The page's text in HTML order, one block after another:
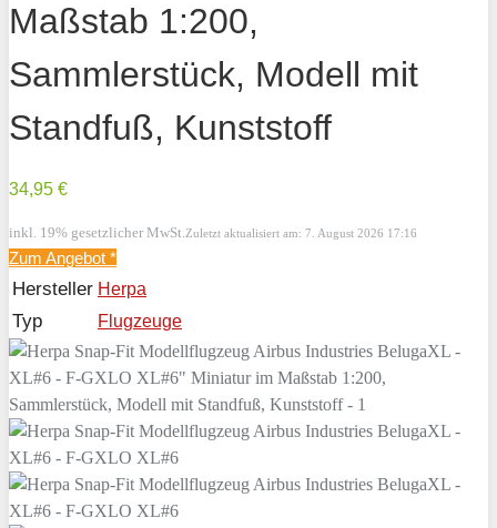
Maßstab 1:200,
Sammlerstück, Modell mit
Standfuß, Kunststoff
34,95 €
inkl. 19% gesetzlicher MwSt. Zuletzt aktualisiert am: 7. August 2026 17:16
Zum Angebot *
Hersteller Herpa
Typ Flugzeuge